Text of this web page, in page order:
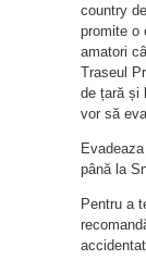
country
promite o
amatori
Traseul
de țară și
vor să
până la
Pentru a